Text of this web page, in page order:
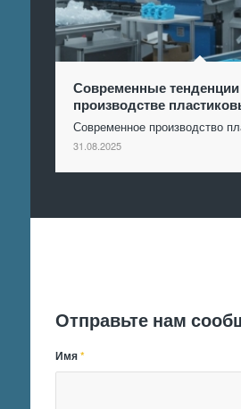
Современные
производстве
Современное производство
31.08.2025
Отправьте нам
Имя*